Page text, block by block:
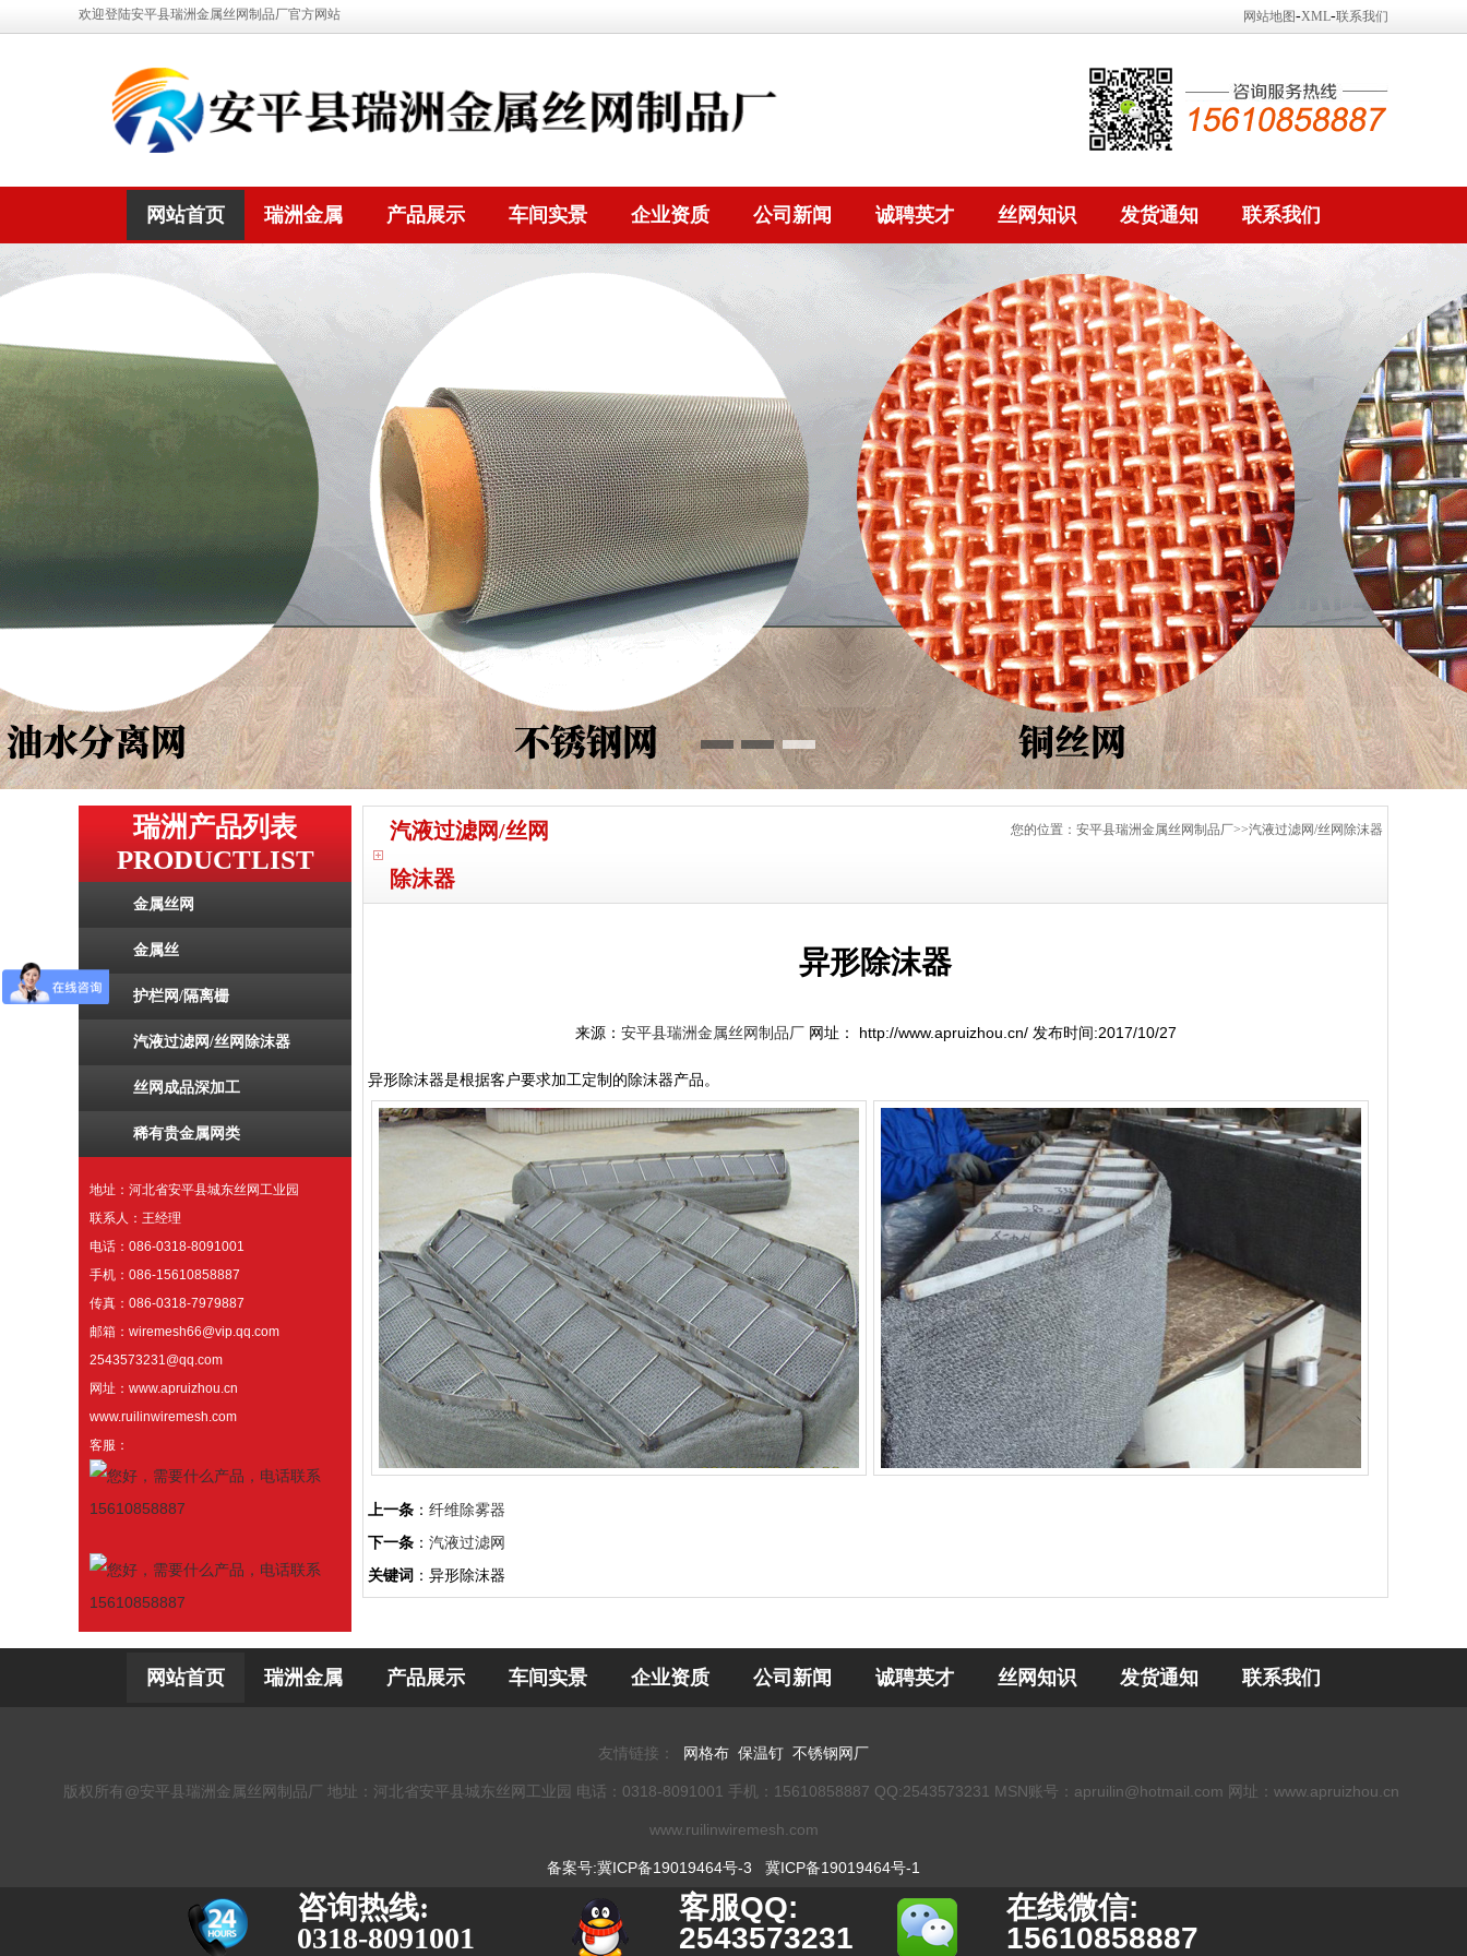
欢迎登陆安平县瑞洲金属丝网制品厂官方网站 网站地图-XML-联系我们
网站首页 瑞洲金属 产品展示 车间实景 企业资质 公司新闻 诚聘英才 丝网知识 发货通知 联系我们
瑞洲产品列表
PRODUCTLIST
金属丝网
金属丝
护栏网/隔离栅
汽液过滤网/丝网除沫器
丝网成品深加工
稀有贵金属网类
地址：河北省安平县城东丝网工业园
联系人：王经理
电话：086-0318-8091001
手机：086-15610858887
传真：086-0318-7979887
邮箱：wiremesh66@vip.qq.com
2543573231@qq.com
网址：www.apruizhou.cn
www.ruilinwiremesh.com
客服：
汽液过滤网/丝网
除沫器
您的位置：安平县瑞洲金属丝网制品厂>>汽液过滤网/丝网除沫器
异形除沫器
来源： 安平县瑞洲金属丝网制品厂网址： http://www.apruizhou.cn/ 发布时间:2017/10/27
异形除沫器是根据客户要求加工定制的除沫器产品。
上一条 ： 纤维除雾器
下一条 ： 汽液过滤网
关键词 ：异形除沫器
咨询热线:
0318-8091001
在线微信:
15610858887
客服QQ:
2543573231
网站首页 瑞洲金属 产品展示 车间实景 企业资质 公司新闻 诚聘英才 丝网知识 发货通知 联系我们
友情链接： 网格布 保温钉 不锈钢网厂
版权所有@安平县瑞洲金属丝网制品厂 地址：河北省安平县城东丝网工业园 电话：0318-8091001 手机：15610858887 QQ:2543573231 MSN账号：apruilin@hotmail.com 网址：www.apruizhou.cn
www.ruilinwiremesh.com
备案号:冀ICP备19019464号-3 冀ICP备19019464号-1